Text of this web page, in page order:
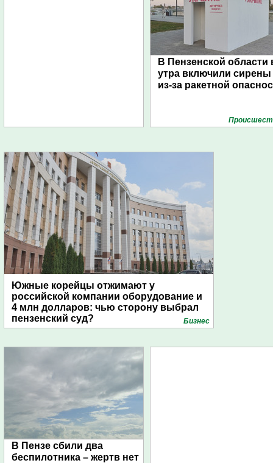
В Пензенской области
утра включили сирены
из-за ракетной
Южные корейцы отжимают у
российской компании оборудование и
4 млн долларов: чью сторону выбрал
пензенский суд?
Бизнес
В Пензе сбили два
беспилотника – жертв нет